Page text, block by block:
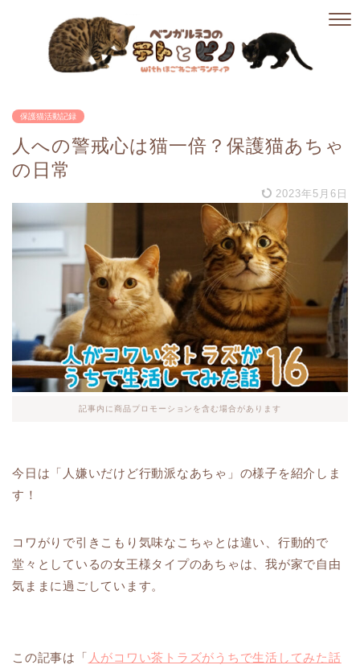
保護猫活動記録
人への警戒心は猫一倍？保護猫あちゃ
の日常
2023年5月6日
記事内に商品プロモーションを含む場合があります
今日は「人嫌いだけど行動派なあちゃ」の様子を紹介しま
す！
コワがりで引きこもり気味なこちゃとは違い、行動的で
堂々としているの女王様タイプのあちゃは、我が家で自由
気ままに過ごしています。
この記事は「 人がコワい茶トラズがうちで生活してみた話